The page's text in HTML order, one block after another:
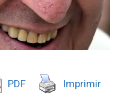
PDF Imprimir